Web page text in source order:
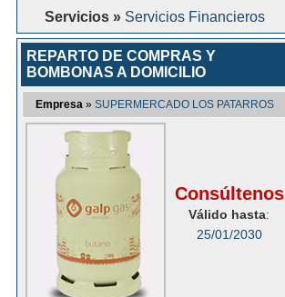
Servicios » Servicios Financieros
REPARTO DE COMPRAS Y
BOMBONAS A DOMICILIO
Empresa » SUPERMERCADO LOS PATARROS
Consúltenos
Válido hasta:
25/01/2030